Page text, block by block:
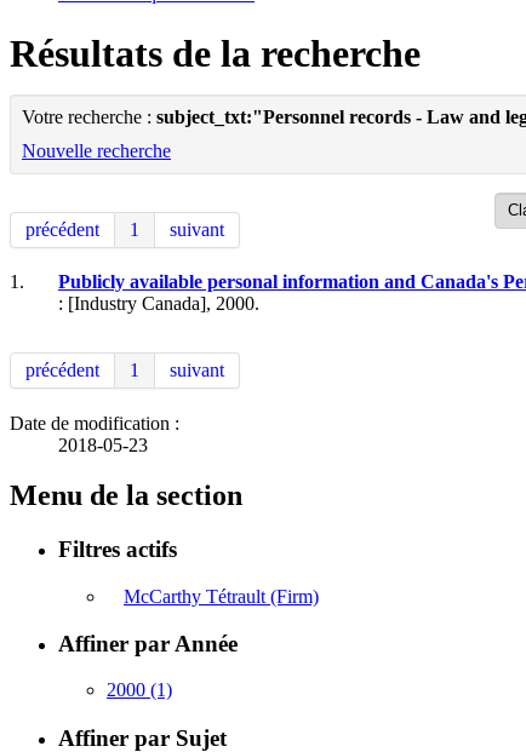
Résultats de la recherche
Votre recherche : subject_txt:"Personnel records - Law and
Nouvelle recherche
précédent 1 suivant
1. Publicly available personal information and Canada's
: [Industry Canada], 2000.
précédent 1 suivant
Date de modification :
2018-05-23
Menu de la section
Filtres actifs
McCarthy Tétrault (Firm)
Affiner par Année
2000 (1)
Affiner par Sujet